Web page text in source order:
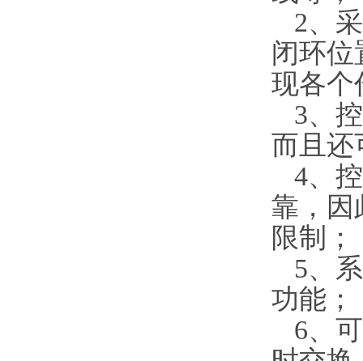
2、
闭环位
现各个
3、
而且还
4、
靠，因
限制；
5、
功能；
6、